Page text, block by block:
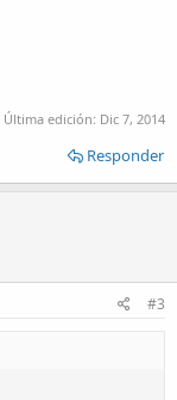
Última edición: Dic 7, 2014
Responder
#3